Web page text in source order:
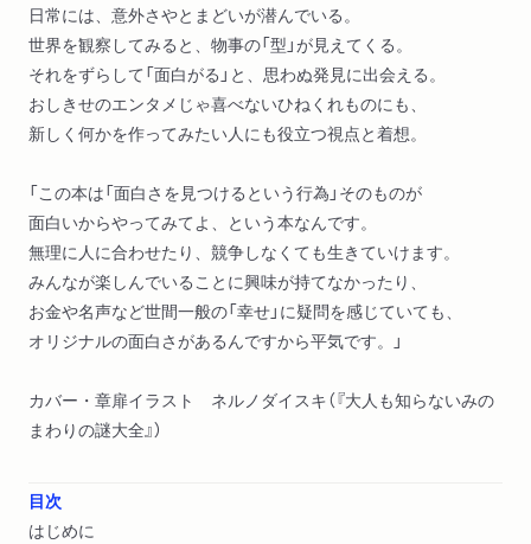
日常には、意外さやとまどいが潜んでいる。
世界を観察してみると、物事の「型」が見えてくる。
それをずらして「面白がる」と、思わぬ発見に出会える。
おしきせのエンタメじゃ喜べないひねくれものにも、
新しく何かを作ってみたい人にも役立つ視点と着想。
「この本は「面白さを見つけるという行為」そのものが
面白いからやってみてよ、という本なんです。
無理に人に合わせたり、競争しなくても生きていけます。
みんなが楽しんでいることに興味が持てなかったり、
お金や名声など世間一般の「幸せ」に疑問を感じていても、
オリジナルの面白さがあるんですから平気です。」
カバー・章扉イラスト ネルノダイスキ（『大人も知らないみの
まわりの謎大全』）
目次
はじめに